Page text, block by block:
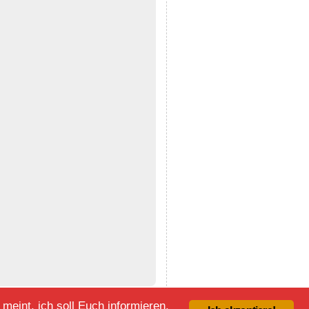
ich soll Euch informieren,